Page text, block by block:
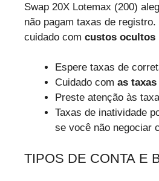
Swap 20X Lotemax (200)
não pagam taxas de
cuidado com custos ocultos
Espere taxas de
Cuidado com as
Preste atenção às
Taxas de inatividade
se você não negociar
TIPOS DE CONTA E